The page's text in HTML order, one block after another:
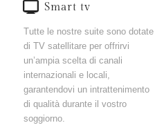
Smart tv
Tutte le nostre suite sono dotate
di TV satellitare per offrirvi
un’ampia scelta di canali
internazionali e locali,
garantendovi un intrattenimento
di qualità durante il vostro
soggiorno.